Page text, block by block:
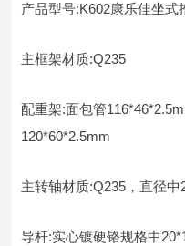
产品型号:K602康乐佳坐式
主框架材质:Q235
配重架:面包管
120*60*2.5mm
主转轴材质:Q235，直径
导杆:实心镀硬铬规格中